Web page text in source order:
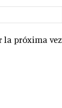
la próxima vez